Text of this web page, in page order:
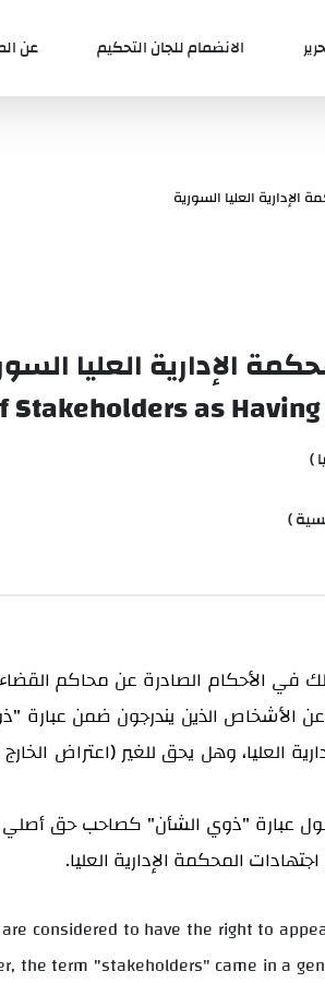
الانضمام للجان التحكيم عن
العليا السورية
الإدارية العليا
Stakeholders as
)
)
الأحكام الصادرة عن محاكم القضاء
عن الأشخاص الذين يندرجون ضمن
العليا، وهل يحق للغير (اعتراض
عبارة "ذوي الشأن" كصاحب حق
المحكمة الإدارية العليا.
are considered to have the right to
the term "stakeholders" came in a